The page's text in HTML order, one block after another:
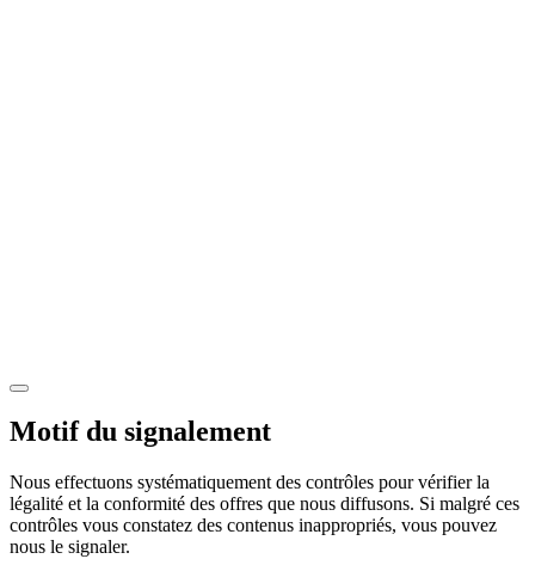
Motif du signalement
Nous effectuons systématiquement des contrôles pour vérifier la
légalité et la conformité des offres que nous diffusons. Si malgré ces
contrôles vous constatez des contenus inappropriés, vous pouvez
nous le signaler.